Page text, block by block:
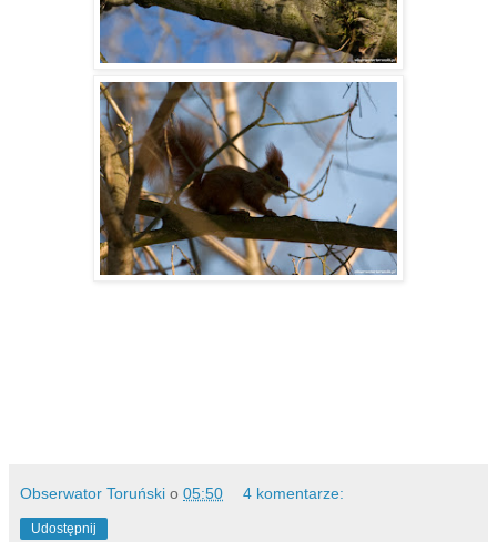
Obserwator Toruński o 05:50 4 komentarze:
Udostępnij